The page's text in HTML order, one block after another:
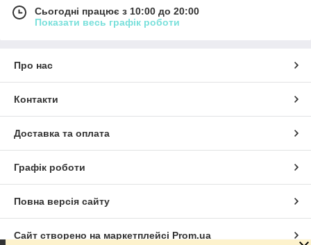
Сьогодні працює з 10:00 до 20:00
Показати весь графік роботи
Про нас
Контакти
Доставка та оплата
Графік роботи
Повна версія сайту
Сайт створено на маркетплейсі Prom.ua